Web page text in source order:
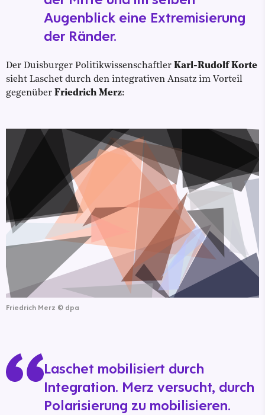
Augenblick eine Extremisierung
der Ränder.
Der Duisburger Politikwissenschaftler Karl-Rudolf Korte
sieht Laschet durch den integrativen Ansatz im Vorteil
gegenüber Friedrich Merz:
Friedrich Merz © dpa
Laschet mobilisiert durch
Integration. Merz versucht, durch
Polarisierung zu mobilisieren.